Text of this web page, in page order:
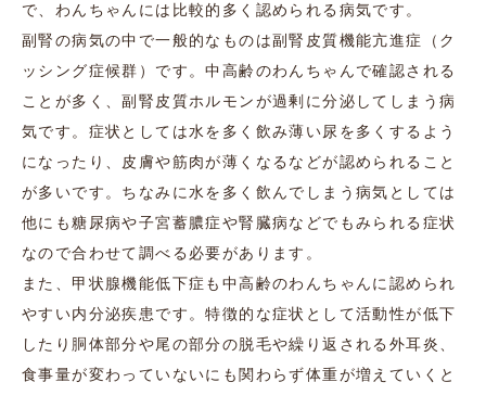
で、わんちゃんには比較的多く認められる病気です。
副腎の病気の中で一般的なものは副腎皮質機能亢進症（ク
ッシング症候群）です。中高齢のわんちゃんで確認される
ことが多く、副腎皮質ホルモンが過剰に分泌してしまう病
気です。症状としては水を多く飲み薄い尿を多くするよう
になったり、皮膚や筋肉が薄くなるなどが認められること
が多いです。ちなみに水を多く飲んでしまう病気としては
他にも糖尿病や子宮蓄膿症や腎臓病などでもみられる症状
なので合わせて調べる必要があります。
また、甲状腺機能低下症も中高齢のわんちゃんに認められ
やすい内分泌疾患です。特徴的な症状として活動性が低下
したり胴体部分や尾の部分の脱毛や繰り返される外耳炎、
食事量が変わっていないにも関わらず体重が増えていくと